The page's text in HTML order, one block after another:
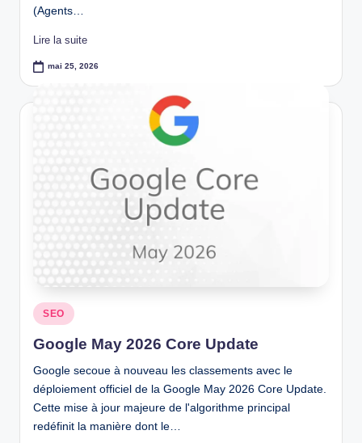
(Agents…
Lire la suite
mai 25, 2026
Posted
in
SEO
Google May 2026 Core Update
Google secoue à nouveau les classements avec le
déploiement officiel de la Google May 2026 Core Update.
Cette mise à jour majeure de l'algorithme principal
redéfinit la manière dont le…